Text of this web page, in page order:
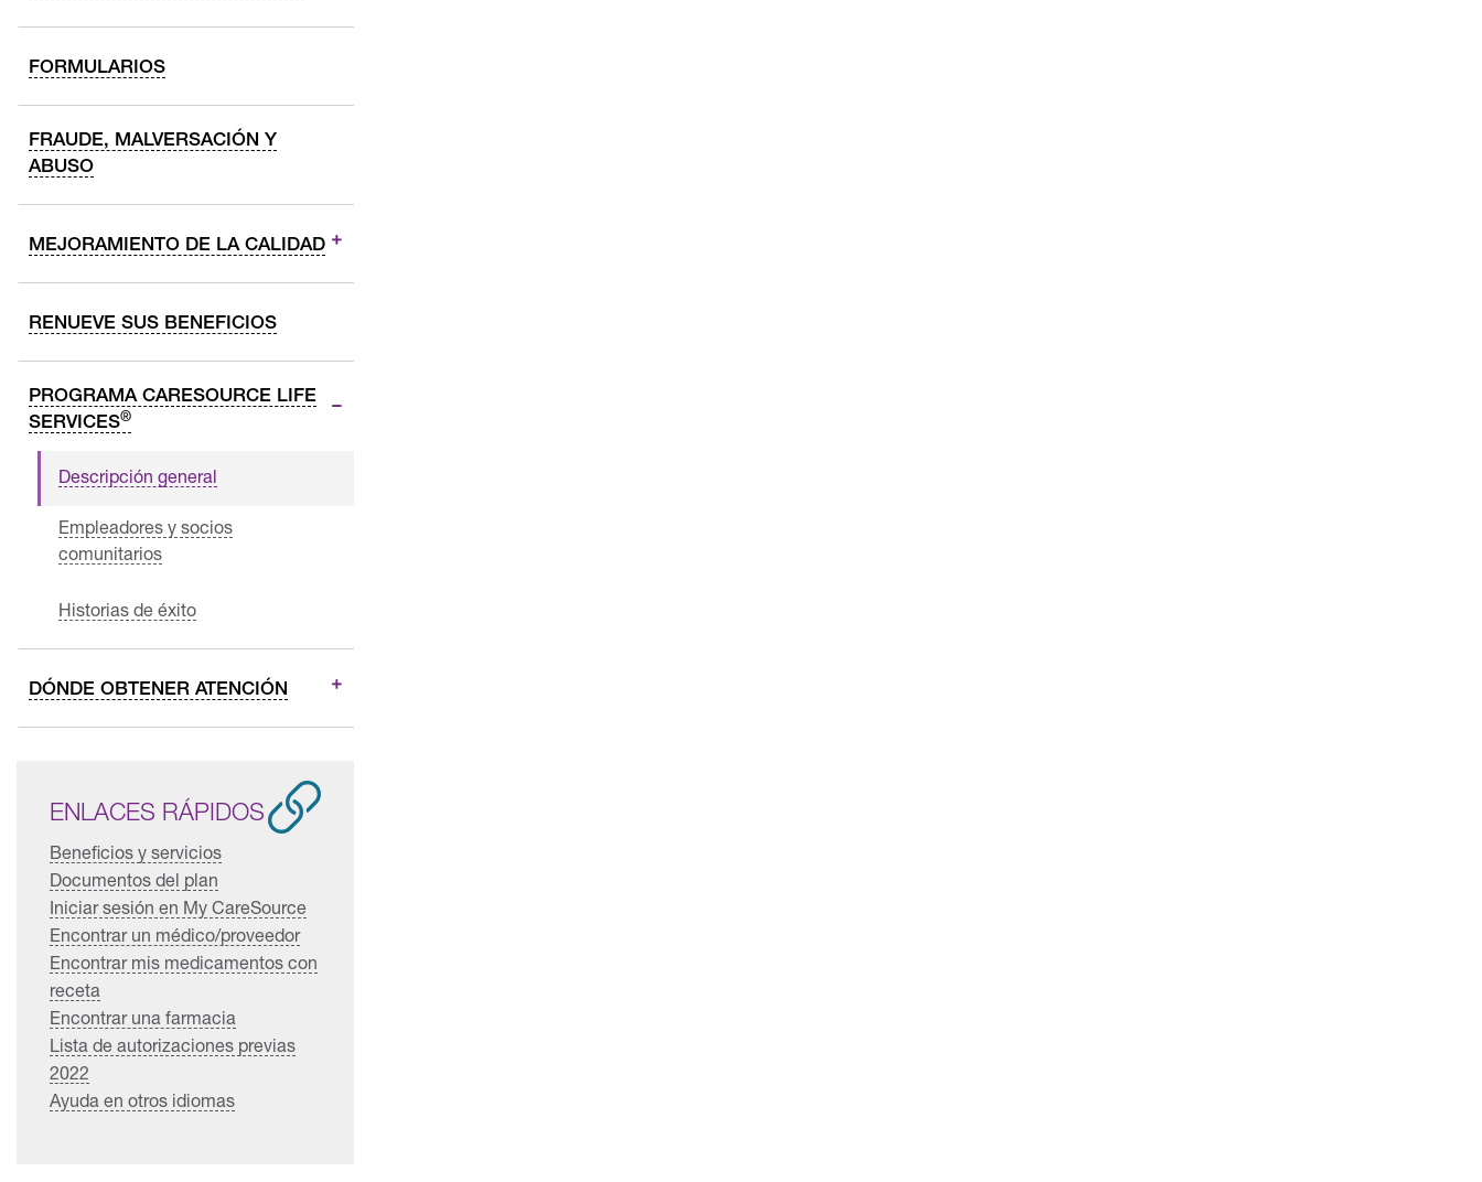
FORMULARIOS
FRAUDE, MALVERSACIÓN Y
ABUSO
MEJORAMIENTO DE LA CALIDAD
RENUEVE SUS BENEFICIOS
PROGRAMA CARESOURCE LIFE
SERVICES®
Descripción general
Empleadores y socios
comunitarios
Historias de éxito
DÓNDE OBTENER ATENCIÓN
ENLACES RÁPIDOS
Beneficios y servicios
Documentos del plan
Iniciar sesión en My CareSource
Encontrar un médico/proveedor
Encontrar mis medicamentos con
receta
Encontrar una farmacia
Lista de autorizaciones previas
2022
Ayuda en otros idiomas